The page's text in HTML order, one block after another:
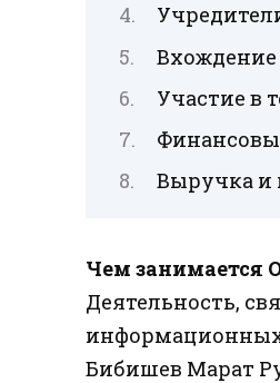
Вхождение
Участие в
Выручка и
Чем занимается
Деятельность,
информационных
Бибишев Марат